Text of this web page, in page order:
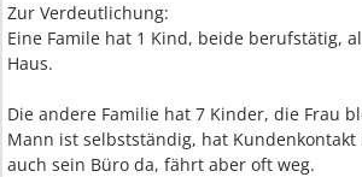
Zur Verdeutlichung:
Eine Famile hat 1 Kind, beide berufstätig,
Haus.
Die andere Familie hat 7 Kinder, die Frau
Mann ist selbstständig, hat Kundenkontakt
auch sein Büro da, fährt aber oft weg.